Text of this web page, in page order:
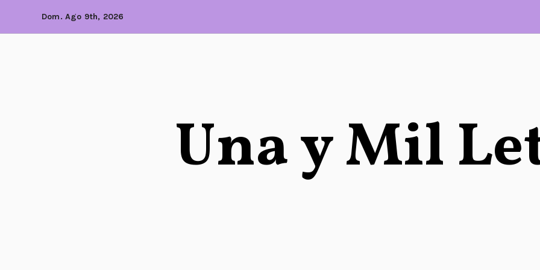
Dom. Ago 9th, 2026
Una y Mil